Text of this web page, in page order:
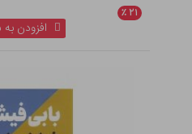
۲۱ ٪
افزودن